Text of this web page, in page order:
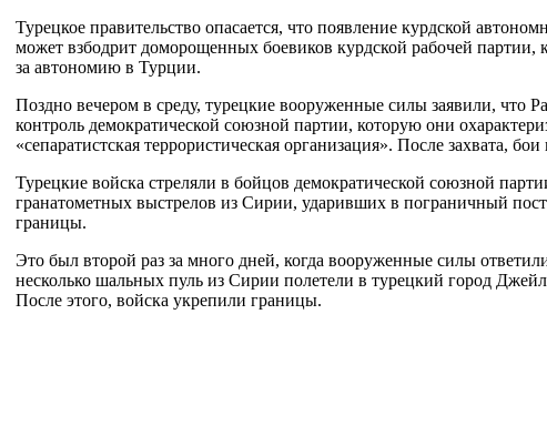
Турецкое правительство опасается, что появление курдской
может взбодрит доморощенных боевиков курдской рабочей партии,
за автономию в Турции.
Поздно вечером в среду, турецкие вооруженные силы заявили, что
контроль демократической союзной партии, которую они
«сепаратистская террористическая организация». После захвата,
Турецкие войска стреляли в бойцов демократической союзной
гранатометных выстрелов из Сирии, ударивших в пограничный
границы.
Это был второй раз за много дней, когда вооруженные силы
несколько шальных пуль из Сирии полетели в турецкий город
После этого, войска укрепили границы.